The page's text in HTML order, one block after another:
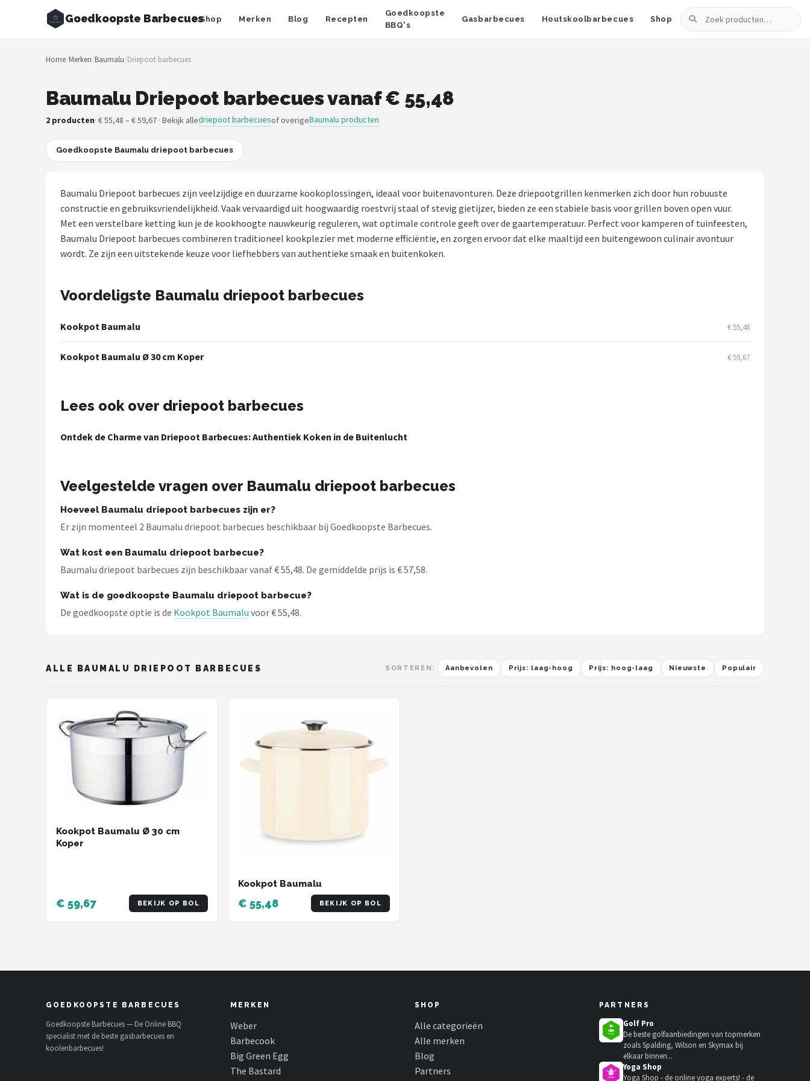
Goedkoopste BarbecuesShop Merken Blog Recepten
Goedkoopste
BBQ's
Gasbarbecues Houtskoolbarbecues Shop
Zoeken
Zoeken
NAVIGATIE
Merken
Goedkoopste BBQ's
Gasbarbecues
Napoleon
Yakiniku
Home/Merken/Baumalu/Driepoot barbecues
Baumalu Driepoot barbecues vanaf € 55,48
2 producten· € 55,48 – € 59,67 · Bekijk alledriepoot barbecuesof overigeBaumalu producten
Goedkoopste Baumalu driepoot barbecues
Baumalu Driepoot barbecues zijn veelzijdige en duurzame kookoplossingen, ideaal voor buitenavonturen. Deze driepootgrillen kenmerken zich door hun robuuste
constructie en gebruiksvriendelijkheid. Vaak vervaardigd uit hoogwaardig roestvrij staal of stevig gietijzer, bieden ze een stabiele basis voor grillen boven open vuur.
Met een verstelbare ketting kun je de kookhoogte nauwkeurig reguleren, wat optimale controle geeft over de gaartemperatuur. Perfect voor kamperen of tuinfeesten,
Baumalu Driepoot barbecues combineren traditioneel kookplezier met moderne efficiëntie, en zorgen ervoor dat elke maaltijd een buitengewoon culinair avontuur
wordt. Ze zijn een uitstekende keuze voor liefhebbers van authentieke smaak en buitenkoken.
Voordeligste Baumalu driepoot barbecues
Kookpot Baumalu € 55,48
Kookpot Baumalu Ø 30 cm Koper € 59,67
Lees ook over driepoot barbecues
Ontdek de Charme van Driepoot Barbecues: Authentiek Koken in de Buitenlucht
Veelgestelde vragen over Baumalu driepoot barbecues
Hoeveel Baumalu driepoot barbecues zijn er?
Er zijn momenteel 2 Baumalu driepoot barbecues beschikbaar bij Goedkoopste Barbecues.
Wat kost een Baumalu driepoot barbecue?
Baumalu driepoot barbecues zijn beschikbaar vanaf € 55,48. De gemiddelde prijs is € 57,58.
Wat is de goedkoopste Baumalu driepoot barbecue?
De goedkoopste optie is de Kookpot Baumalu voor € 55,48.
ALLE BAUMALU DRIEPOOT BARBECUES SORTEREN: Aanbevolen Prijs: laag-hoog Prijs: hoog-laag Nieuwste Populair
Kookpot Baumalu Ø 30 cm
Koper
€ 59,67 BEKIJK OP BOL
Kookpot Baumalu
€ 55,48 BEKIJK OP BOL
GOEDKOOPSTE BARBECUES
Goedkoopste Barbecues — De Online BBQ
specialist met de beste gasbarbecues en
koolenbarbecues!
MERKEN
Weber
Barbecook
Big Green Egg
The Bastard
SHOP
Alle categorieën
Alle merken
Blog
Partners
PARTNERS
Golf Pro
De beste golfaanbiedingen van topmerken
zoals Spalding, Wilson en Skymax bij
elkaar binnen...
Yoga Shop
Yoga Shop - de online yoga experts! - de